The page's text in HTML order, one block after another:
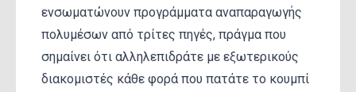
ενσωματώνουν προγράμματα αναπαραγωγής
πολυμέσων από τρίτες πηγές, πράγμα που
σημαίνει ότι αλληλεπιδράτε με εξωτερικούς
διακομιστές κάθε φορά που πατάτε το κουμπί